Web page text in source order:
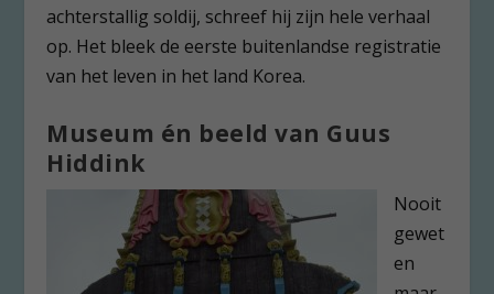
achterstallig soldij, schreef hij zijn hele verhaal
op. Het bleek de eerste buitenlandse registratie
van het leven in het land Korea.
Museum én beeld van Guus
Hiddink
Nooit
gewet
en